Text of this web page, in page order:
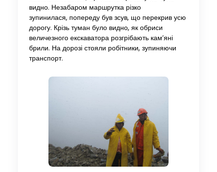
видно. Незабаром маршрутка різко
зупинилася, попереду був зсув, що перекрив усю
дорогу. Крізь туман було видно, як обриси
величезного екскаватора розгрібають кам’яні
брили. На дорозі стояли робітники, зупиняючи
транспорт.